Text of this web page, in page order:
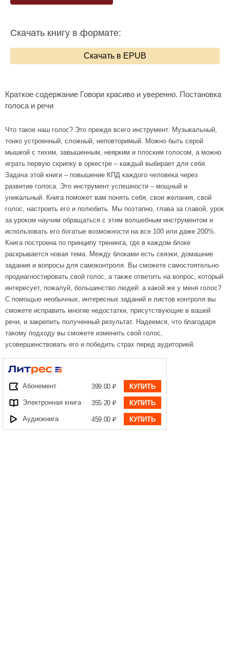
Скачать книгу в формате:
Скачать в EPUB
Краткое содержание Говори красиво и уверенно. Постановка
голоса и речи
Что такое наш голос? Это прежде всего инструмент. Музыкальный,
тонко устроенный, сложный, неповторимый. Можно быть серой
мышкой с тихим, завышенным, неярким и плоским голосом, а можно
играть первую скрипку в оркестре – каждый выбирает для себя.
Задача этой книги – повышение КПД каждого человека через
развитие голоса. Это инструмент успешности – мощный и
уникальный. Книга поможет вам понять себя, свои желания, свой
голос, настроить его и полюбить. Мы поэтапно, глава за главой, урок
за уроком научим обращаться с этим волшебным инструментом и
использовать его богатые возможности на все 100 или даже 200%.
Книга построена по принципу тренинга, где в каждом блоке
раскрывается новая тема. Между блоками есть связки, домашние
задания и вопросы для самоконтроля. Вы сможете самостоятельно
продиагностировать свой голос, а также ответить на вопрос, который
интересует, пожалуй, большинство людей: а какой же у меня голос?
С помощью необычных, интересных заданий и листов контроля вы
сможете исправить многие недостатки, присутствующие в вашей
речи, и закрепить полученный результат. Надеемся, что благодаря
такому подходу вы сможете изменить свой голос,
усовершенствовать его и победить страх перед аудиторией.
Абонемент 399.00 ₽ КУПИТЬ
Электронная книга 355.20 ₽ КУПИТЬ
Аудиокнига 459.00 ₽ КУПИТЬ